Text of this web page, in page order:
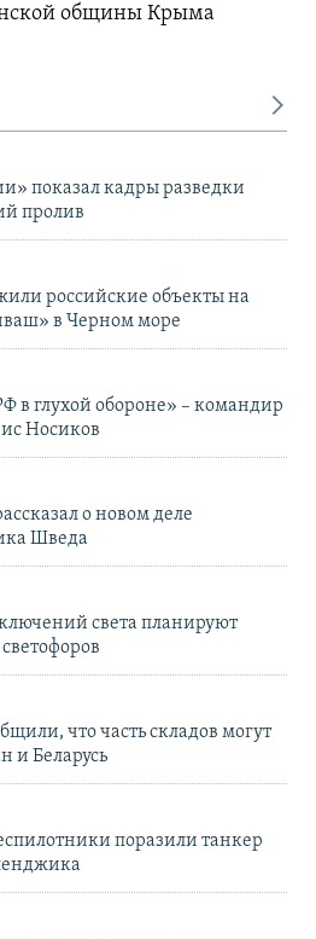
общины Крыма
показал кадры разведки
пролив
российские объекты на
в Черном море
в глухой обороне» – командир
Носиков
о новом деле
Шведа
света планируют
что часть складов могут
и Беларусь
поразили танкер